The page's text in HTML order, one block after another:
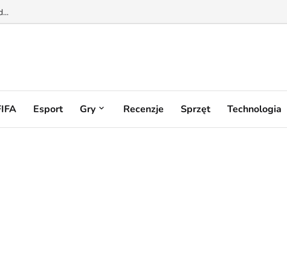
Esport Gry Recenzje Sprzęt Technologia